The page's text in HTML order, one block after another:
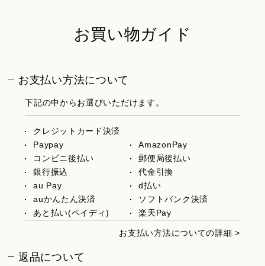
お買い物ガイド
お支払い方法について
下記の中からお選びいただけます。
クレジットカード決済
Paypay
AmazonPay
コンビニ後払い
郵便局後払い
銀行振込
代金引換
au Pay
d払い
auかんたん決済
ソフトバンク決済
あと払い(ペイディ)
楽天Pay
お支払い方法についての詳細 >
返品について